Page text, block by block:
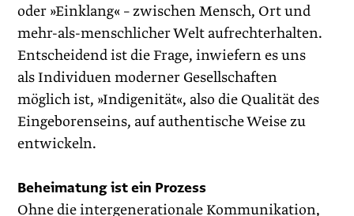
oder »Einklang« – zwischen Mensch, Ort und
mehr-als-menschlicher Welt aufrechterhalten.
Entscheidend ist die Frage, inwiefern es uns
als Individuen moderner Gesellschaften
möglich ist, »Indigenität«, also die Qualität des
Eingeborenseins, auf authentische Weise zu
entwickeln.
Beheimatung ist ein Prozess
Ohne die intergenerationale Kommunikation,